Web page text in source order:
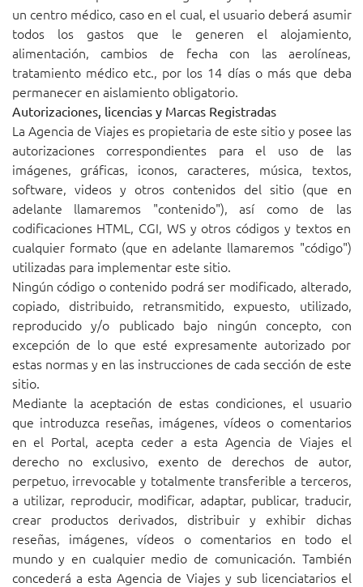
un centro médico, caso en el cual, el usuario deberá asumir
todos los gastos que le generen el alojamiento,
alimentación, cambios de fecha con las aerolíneas,
tratamiento médico etc., por los 14 días o más que deba
permanecer en aislamiento obligatorio.
Autorizaciones, licencias y Marcas Registradas
La Agencia de Viajes es propietaria de este sitio y posee las
autorizaciones correspondientes para el uso de las
imágenes, gráficas, iconos, caracteres, música, textos,
software, videos y otros contenidos del sitio (que en
adelante llamaremos "contenido"), así como de las
codificaciones HTML, CGI, WS y otros códigos y textos en
cualquier formato (que en adelante llamaremos "código")
utilizadas para implementar este sitio.
Ningún código o contenido podrá ser modificado, alterado,
copiado, distribuido, retransmitido, expuesto, utilizado,
reproducido y/o publicado bajo ningún concepto, con
excepción de lo que esté expresamente autorizado por
estas normas y en las instrucciones de cada sección de este
sitio.
Mediante la aceptación de estas condiciones, el usuario
que introduzca reseñas, imágenes, vídeos o comentarios
en el Portal, acepta ceder a esta Agencia de Viajes el
derecho no exclusivo, exento de derechos de autor,
perpetuo, irrevocable y totalmente transferible a terceros,
a utilizar, reproducir, modificar, adaptar, publicar, traducir,
crear productos derivados, distribuir y exhibir dichas
reseñas, imágenes, vídeos o comentarios en todo el
mundo y en cualquier medio de comunicación. También
concederá a esta Agencia de Viajes y sub licenciatarios el